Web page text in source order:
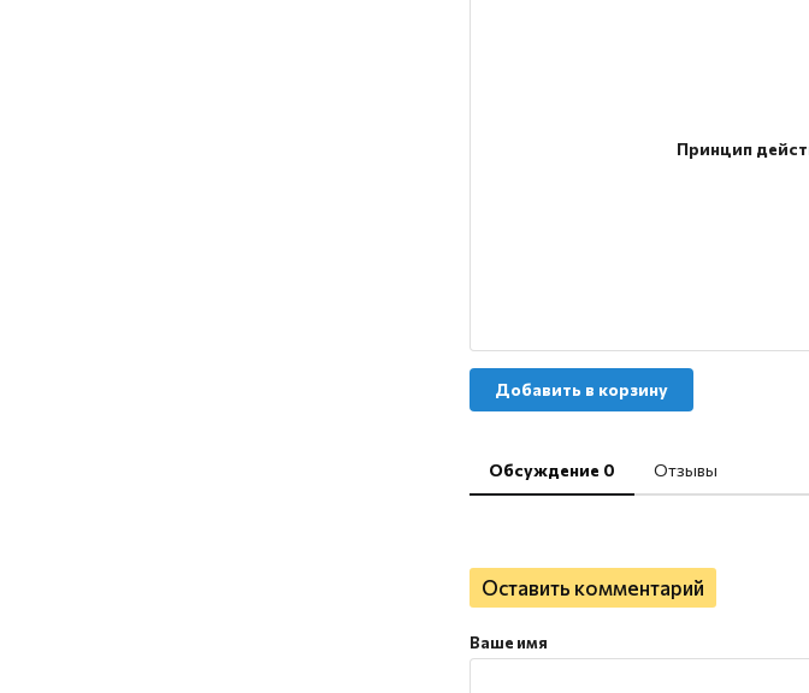
Принцип
Добавить в корзину
Обсуждение 0 Отзывы
Оставить комментарий
Ваше имя